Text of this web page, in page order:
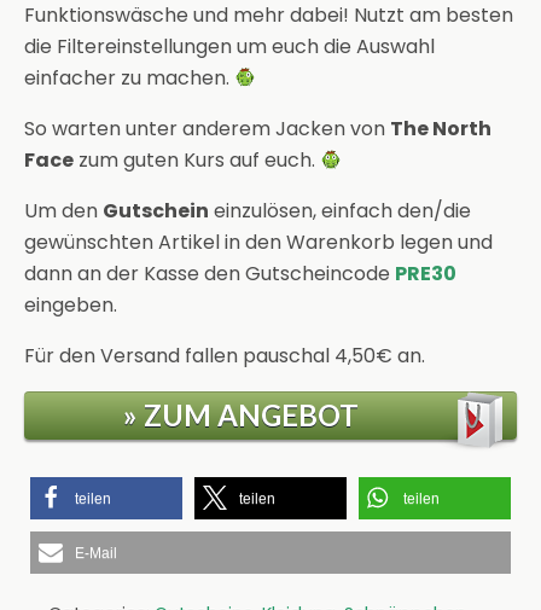
Funktionswäsche und mehr dabei! Nutzt am besten
die Filtereinstellungen um euch die Auswahl
einfacher zu machen.
So warten unter anderem Jacken von The North
Face zum guten Kurs auf euch.
Um den Gutschein einzulösen, einfach den/die
gewünschten Artikel in den Warenkorb legen und
dann an der Kasse den Gutscheincode PRE30
eingeben.
Für den Versand fallen pauschal 4,50€ an.
» ZUM ANGEBOT
teilen teilen teilen
E-Mail